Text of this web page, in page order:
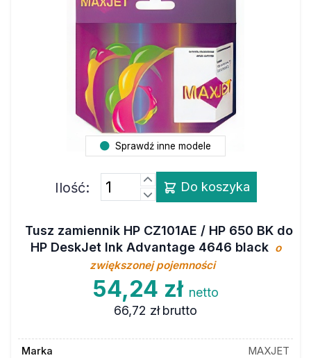
Sprawdź inne modele
Ilość: Do koszyka
Tusz zamiennik HP CZ101AE / HP 650 BK do
HP DeskJet Ink Advantage 4646 black o
zwiększonej pojemności
54,24 zł netto
66,72 zł brutto
Marka
MAXJET